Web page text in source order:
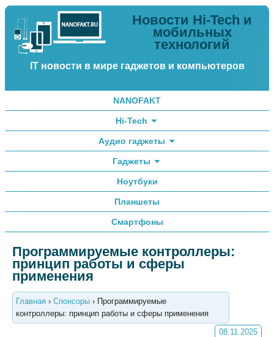
Новости Hi-Tech и
мобильных
технологий
IT новости в мире гаджетов и компьютеров
NANOFAKT
Hi-Tech
Аудио гаджеты
Гаджеты
Ноутбуки
Планшеты
Смартфоны
Программируемые контроллеры:
принцип работы и сферы
применения
Главная › Спонсоры › Программируемые
контроллеры: принцип работы и сферы применения
08.11.2025